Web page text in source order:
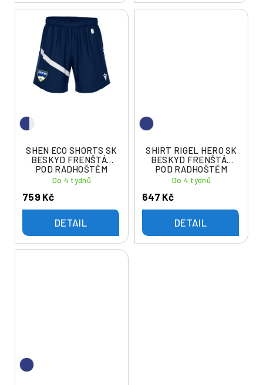
SHEN ECO SHORTS SK
BESKYD FRENŠTÁT
POD RADHOŠTĚM
Do 4 týdnů
759 Kč
DETAIL
SHIRT RIGEL HERO SK
BESKYD FRENŠTÁT
POD RADHOŠTĚM
Do 4 týdnů
647 Kč
DETAIL